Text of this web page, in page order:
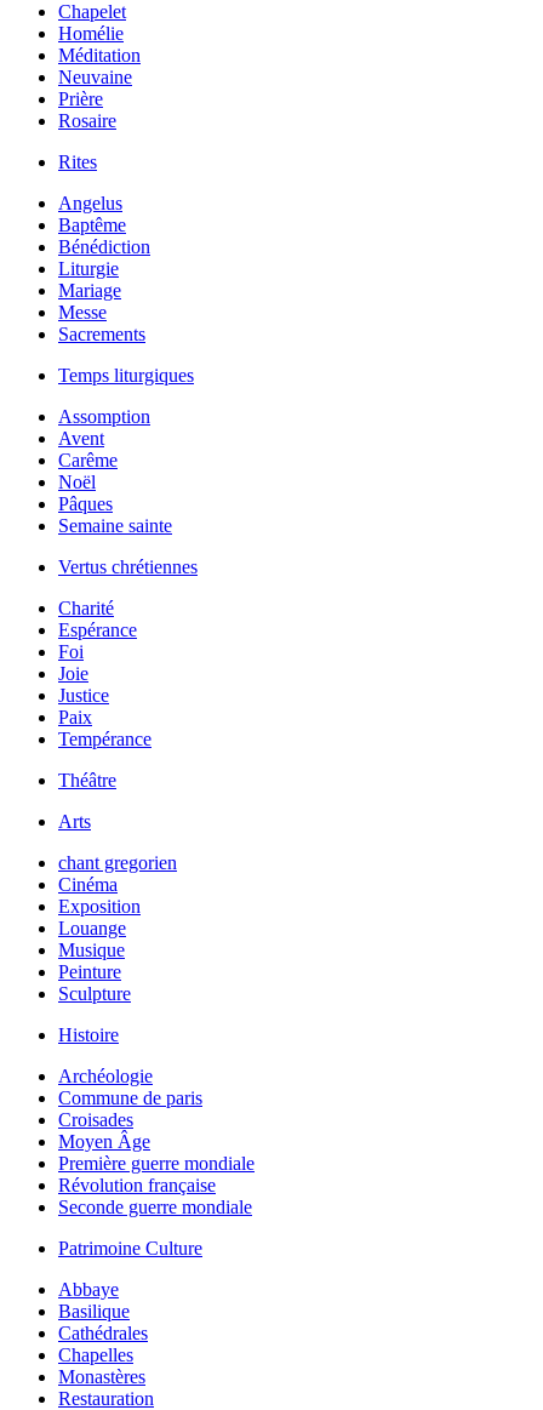
Chapelet
Homélie
Méditation
Neuvaine
Prière
Rosaire
Rites
Angelus
Baptême
Bénédiction
Liturgie
Mariage
Messe
Sacrements
Temps liturgiques
Assomption
Avent
Carême
Noël
Pâques
Semaine sainte
Vertus chrétiennes
Charité
Espérance
Foi
Joie
Justice
Paix
Tempérance
Théâtre
Arts
chant gregorien
Cinéma
Exposition
Louange
Musique
Peinture
Sculpture
Histoire
Archéologie
Commune de paris
Croisades
Moyen Âge
Première guerre mondiale
Révolution française
Seconde guerre mondiale
Patrimoine Culture
Abbaye
Basilique
Cathédrales
Chapelles
Monastères
Restauration